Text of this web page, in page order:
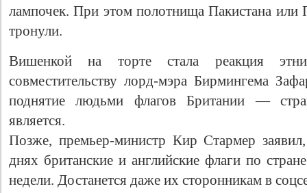
лампочек. При этом полотнища Пакистана или
тронули.
Вишенкой на торте стала реакция
совместительству лорд-мэра Бирмингема
поднятие людьми флагов Британии —
является.
Позже, премьер-министр Кир Стармер
днях британские и английские флаги по
недели. Достанется даже их сторонникам в